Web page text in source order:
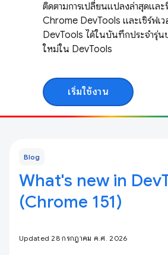
ติดตามการเปลี่ยนแปลงล่าสุดและ
Chrome DevTools และเซิร์ฟเ
DevTools ได้ในบันทึกประจำรุ่น
ใหม่ใน DevTools
เริ่มใช้งาน
Blog
What's new in
(Chrome 151)
Updated 28 กรกฎาคม ค.ศ. 2026